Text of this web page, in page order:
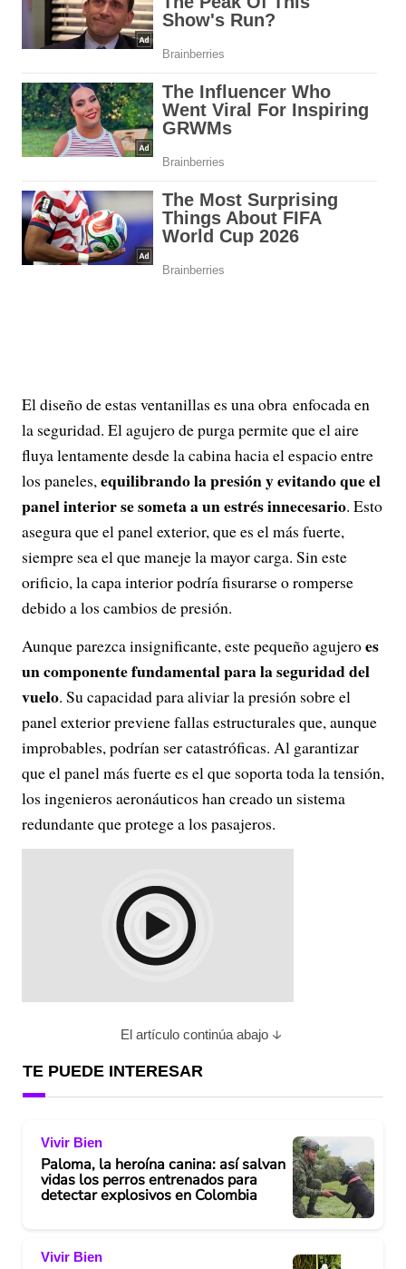
El diseño de estas ventanillas es una obra enfocada en
la seguridad. El agujero de purga permite que el aire
fluya lentamente desde la cabina hacia el espacio entre
los paneles,equilibrando la presión y evitando que el
panel interior se someta a un estrés innecesario. Esto
asegura que el panel exterior, que es el más fuerte,
siempre sea el que maneje la mayor carga. Sin este
orificio, la capa interior podría fisurarse o romperse
debido a los cambios de presión.
Aunque parezca insignificante, este pequeño agujeroes
un componente fundamental para laseguridad del
vuelo. Su capacidad para aliviar la presión sobre el
panel exterior previene fallas estructurales que, aunque
improbables, podrían ser catastróficas. Al garantizar
que el panel más fuerte es el que soporta toda la tensión,
los ingenieros aeronáuticos han creado un sistema
redundante que protege a los pasajeros.
El artículo continúa abajo
TE PUEDE INTERESAR
Vivir Bien
Paloma, la heroína canina: así salvan
vidas los perros entrenados para
detectar explosivos en Colombia
Vivir Bien